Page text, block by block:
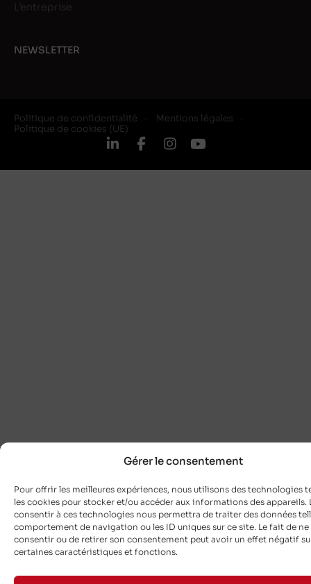
Gérer le consentement
Pour offrir les meilleures expériences, nous utilisons des technologies
les cookies pour stocker et/ou accéder aux informations des appareils.
consentir à ces technologies nous permettra de traiter des données
comportement de navigation ou les ID uniques sur ce site. Le fait de ne
consentir ou de retirer son consentement peut avoir un effet négatif
certaines caractéristiques et fonctions.
L’entreprise
NEWSLETTER
Politique de confidentialité
Mentions légales
Politique de cookies (UE)